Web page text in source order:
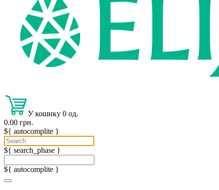
У кошику 0 од.
0.00 грн.
${ autocomplite }
${ search_phase }
${ autocomplite }